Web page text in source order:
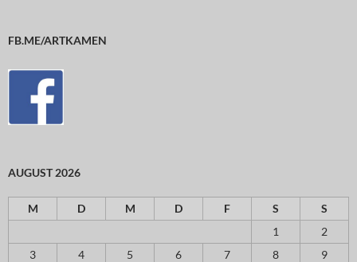
FB.ME/ARTKAMEN
AUGUST 2026
M D M D F S
S
1
2
3
4 5 6 7 8 9